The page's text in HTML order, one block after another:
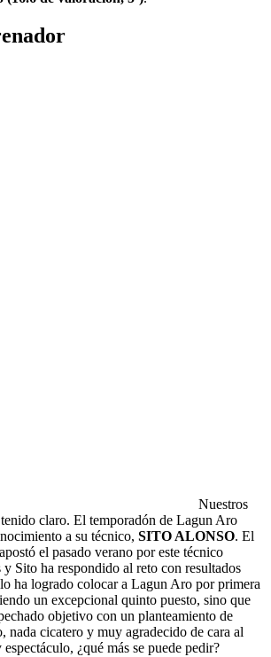
Nuestros
claro. El temporadón de Lagun Aro
a su técnico, SITO ALONSO. El
el pasado verano por este técnico
Sito ha respondido al reto con resultados
ha logrado colocar a Lagun Aro por primera
un excepcional quinto puesto, sino que
objetivo con un planteamiento de
nada cicatero y muy agradecido de cara al
¿qué más se puede pedir?